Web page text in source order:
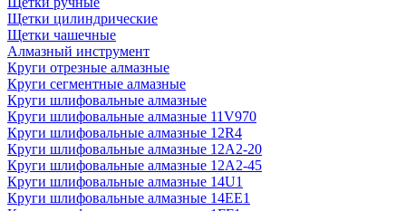
Щетки цилиндрические
Щетки чашечные
Алмазный инструмент
Круги отрезные алмазные
Круги сегментные алмазные
Круги шлифовальные алмазные
Круги шлифовальные алмазные 11V970
Круги шлифовальные алмазные 12R4
Круги шлифовальные алмазные 12А2-20
Круги шлифовальные алмазные 12А2-45
Круги шлифовальные алмазные 14U1
Круги шлифовальные алмазные 14ЕЕ1